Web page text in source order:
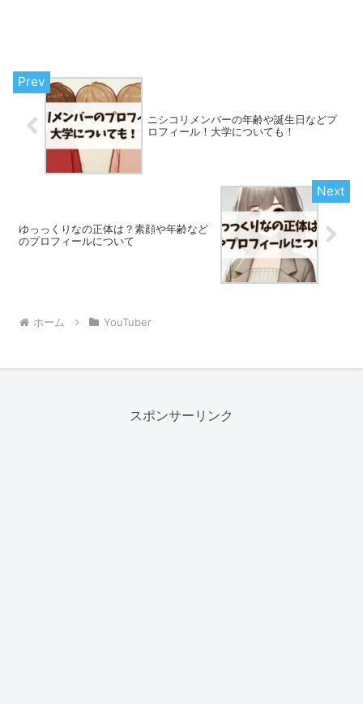
ニシコリメンバーの年齢や誕生日などプ
ロフィール！大学についても！
ゆっっくりなの正体は？素顔や年齢など
のプロフィールについて
ホーム YouTuber
スポンサーリンク